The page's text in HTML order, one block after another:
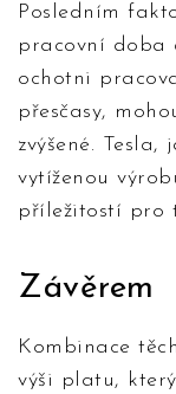
Posledním
pracovní doba
ochotni
přesčasy,
zvýšené.
vytíženou
příležitostí pro
Závěrem
Kombinace
výši platu,